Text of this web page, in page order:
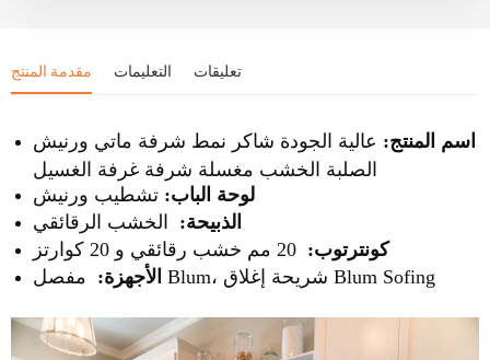
مقدمة المنتج التعليمات تعليقات
اسم المنتج: عالية الجودة شاكر نمط شرفة ماتي ورنيش
الصلبة الخشب مغسلة شرفة غرفة الغسيل
لوحة الباب: تشطيب ورنيش
الذبيحة: الخشب الرقائقي
كونترتوب:
الأجهزة:
مفصل Blum، شريحة إغلاق Blum Sofing